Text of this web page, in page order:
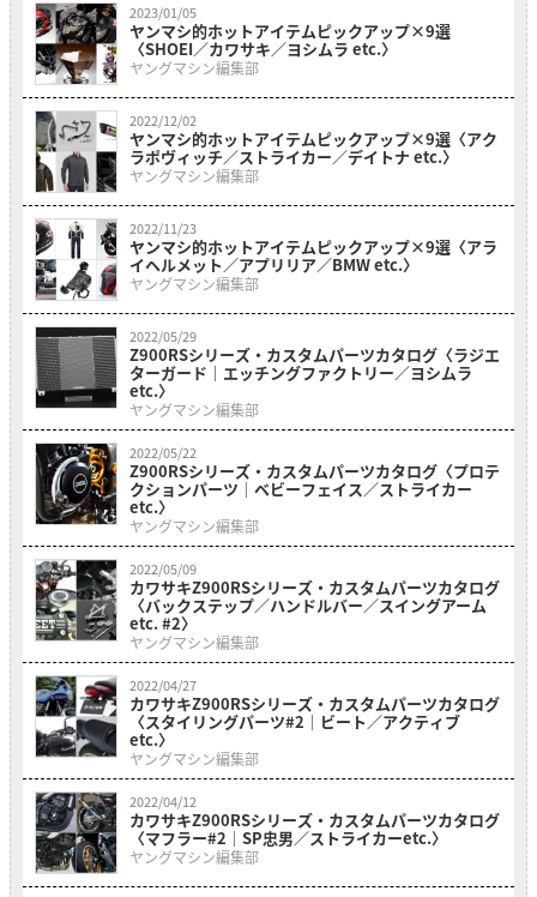
2023/01/05
ヤンマシ的ホットアイテムピックアップ×9選
〈SHOEI／カワサキ／ヨシムラ etc.〉
ヤングマシン編集部
2022/12/02
ヤンマシ的ホットアイテムピックアップ×9選〈アク
ラポヴィッチ／ストライカー／デイトナ etc.〉
ヤングマシン編集部
2022/11/23
ヤンマシ的ホットアイテムピックアップ×9選〈アラ
イヘルメット／アプリリア／BMW etc.〉
ヤングマシン編集部
2022/05/29
Z900RSシリーズ・カスタムパーツカタログ〈ラジエ
ターガード｜エッチングファクトリー／ヨシムラ
etc.〉
ヤングマシン編集部
2022/05/22
Z900RSシリーズ・カスタムパーツカタログ〈プロテ
クションパーツ｜ベビーフェイス／ストライカー
etc.〉
ヤングマシン編集部
2022/05/09
カワサキZ900RSシリーズ・カスタムパーツカタログ
〈バックステップ／ハンドルバー／スイングアーム
etc. #2〉
ヤングマシン編集部
2022/04/27
カワサキZ900RSシリーズ・カスタムパーツカタログ
〈スタイリングパーツ#2｜ビート／アクティブ
etc.〉
ヤングマシン編集部
2022/04/12
カワサキZ900RSシリーズ・カスタムパーツカタログ
〈マフラー#2｜SP忠男／ストライカーetc.〉
ヤングマシン編集部